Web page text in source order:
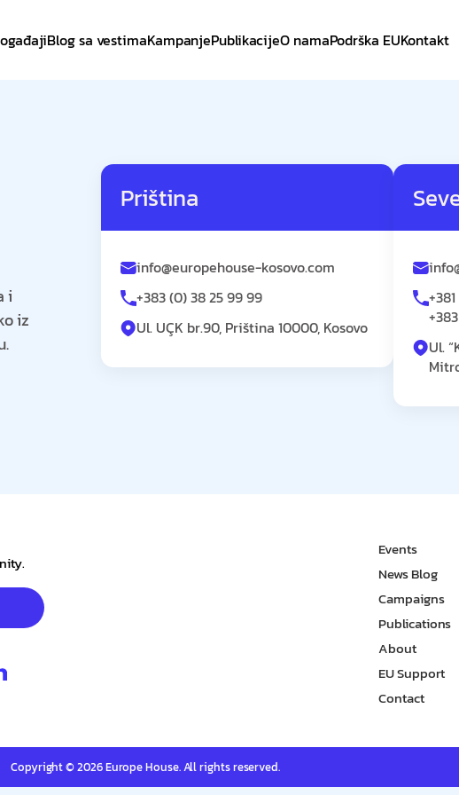
Blog sa vestimaKampanjePublikacijeO namaPodrška EUKontakt
i
iz
Priština
info@europehouse-kosovo.com
+383 (0) 38 25 99 99
Ul. UÇK br.90, Priština 10000, Kosovo
Ul.
Events
News Blog
Campaigns
Publications
About
EU Support
Contact
Copyright © 2026 Europe House. All rights reserved.